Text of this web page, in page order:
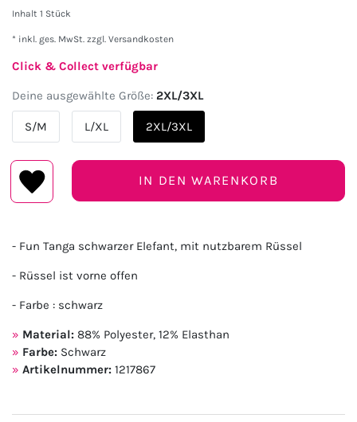
Inhalt 1 Stück
* inkl. ges. MwSt. zzgl. Versandkosten
Click & Collect verfügbar
Deine ausgewählte Größe: 2XL/3XL
S/M L/XL 2XL/3XL
IN DEN WARENKORB
- Fun Tanga schwarzer Elefant, mit nutzbarem Rüssel
- Rüssel ist vorne offen
- Farbe : schwarz
Material: 88% Polyester, 12% Elasthan
Farbe: Schwarz
Artikelnummer: 1217867